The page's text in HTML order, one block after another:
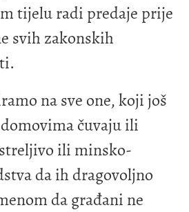
tijelu radi predaje prije
svih zakonskih
na sve one, koji još
čuvaju ili
ili minsko-
da ih dragovoljno
da građani ne